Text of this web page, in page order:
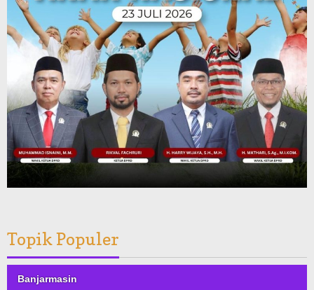
Topik Populer
Banjarmasin